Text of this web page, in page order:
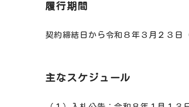
履行期間
契約締結日から令和８年３月２３日
主なスケジュール